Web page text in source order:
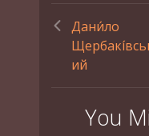
Дани́ло
ий
You